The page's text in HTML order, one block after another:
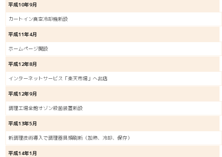
平成10年9月
カートイン真空冷却機新設
平成11年4月
ホームページ開設
平成12年8月
インターネットサービス「楽天市場」へ出店
平成12年9月
調理工場全館オゾン殺菌装置新設
平成13年5月
新調理技術導入で調理器具類刷新（加熱、冷却、保存）
平成14年1月